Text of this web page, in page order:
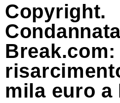
Copyright.
Break.com:
mila euro a